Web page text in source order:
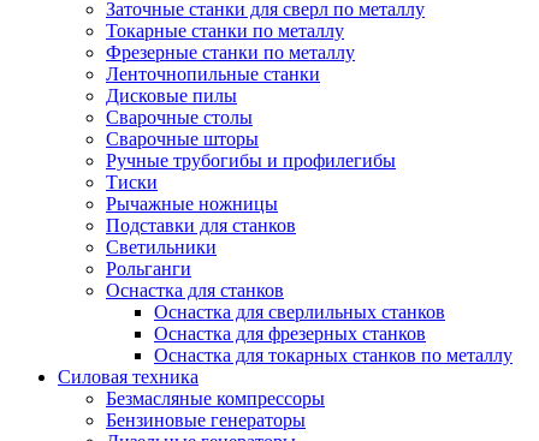
Заточные станки для сверл по металлу
Токарные станки по металлу
Фрезерные станки по металлу
Ленточнопильные станки
Дисковые пилы
Сварочные столы
Сварочные шторы
Ручные трубогибы и профилегибы
Тиски
Рычажные ножницы
Подставки для станков
Светильники
Рольганги
Оснастка для станков
Оснастка для сверлильных станков
Оснастка для фрезерных станков
Оснастка для токарных станков по металлу
Силовая техника
Безмасляные компрессоры
Бензиновые генераторы